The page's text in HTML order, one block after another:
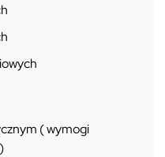
( wymogi